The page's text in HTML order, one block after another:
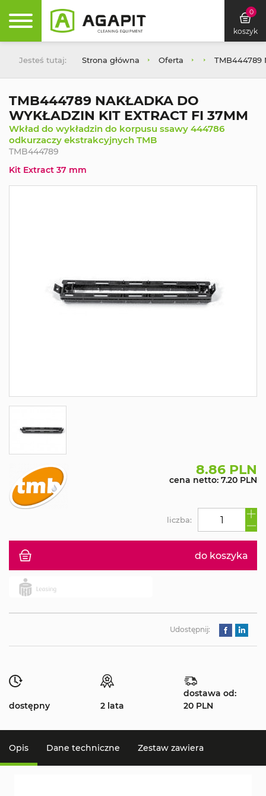
0
koszyk
Jesteś tutaj: Strona główna Oferta TMB444789
TMB444789 NAKŁADKA DO
WYKŁADZIN KIT EXTRACT FI 37MM
Wkład do wykładzin do korpusu ssawy 444786
odkurzaczy ekstrakcyjnych TMB
TMB444789
Kit Extract 37 mm
8.86 PLN
cena netto: 7.20 PLN
do koszyka
liczba:
Udostępnij:
dostępny 2 lata
dostawa od:
20 PLN
Opis Dane techniczne Zestaw zawiera